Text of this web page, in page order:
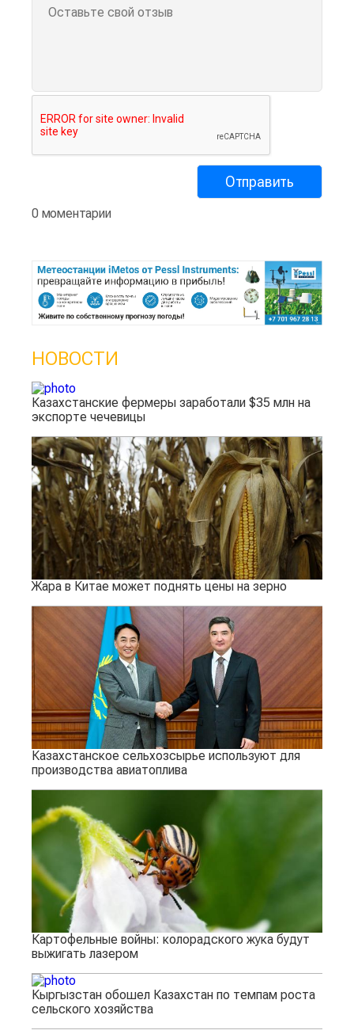
0 моментарии
НОВОСТИ
Казахстанские фермеры заработали $35 млн на
экспорте чечевицы
Жара в Китае может поднять цены на зерно
Казахстанское сельхозсырье используют для
производства авиатоплива
Картофельные войны: колорадского жука будут
выжигать лазером
Кыргызстан обошел Казахстан по темпам роста
сельского хозяйства